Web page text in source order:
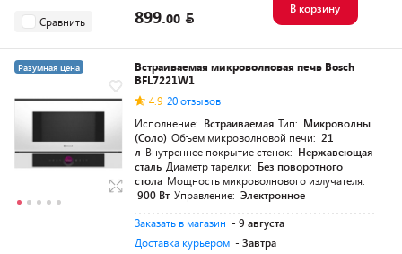
Сравнить 899.00
В корзину
Разумная цена
Встраиваемая микроволновая печь Bosch
BFL7221W1
4.9 20 отзывов
Исполнение: Встраиваемая Тип: Микроволны
(Соло) Объем микроволновой печи: 21
л Внутреннее покрытие стенок: Нержавеющая
сталь Диаметр тарелки: Без поворотного
стола Мощность микроволнового излучателя:
900 Вт Управление: Электронное
Заказать в магазин - 9 августа
Доставка курьером - Завтра